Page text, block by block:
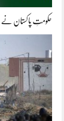
حکومتِ پاکستان نے